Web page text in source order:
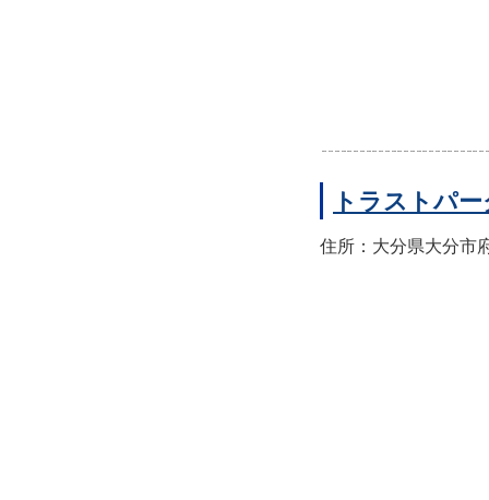
トラストパ
住所：大分県大分市